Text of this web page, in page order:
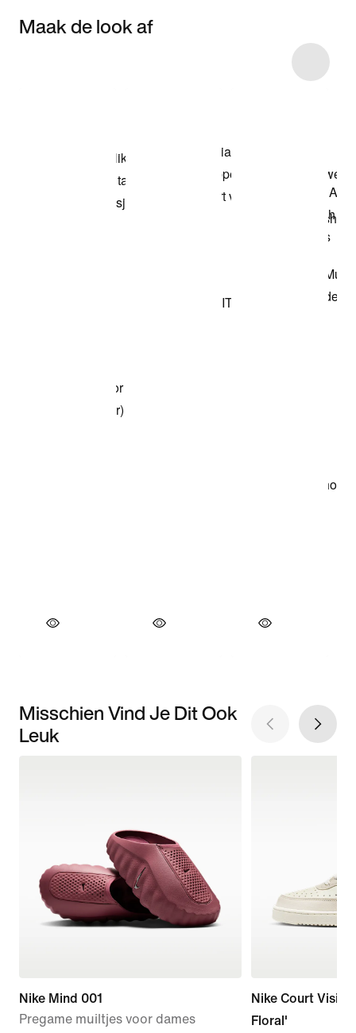
Maak de look af
Misschien Vind Je Dit Ook
Leuk
Nike Mind 001
Pregame muiltjes voor dames
Nike Court
Floral'